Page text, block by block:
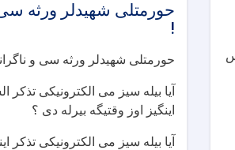
حورمتلی شهیدلر ورثه سی
!
حورمتلی شهیدلر ورثه سی و
آیا بیله سیز می الکترونیکی تذکر
اینگیز اوز وقتیگه بیرله دی ؟
آیا بیله سیز می الکترونیکی تذکر